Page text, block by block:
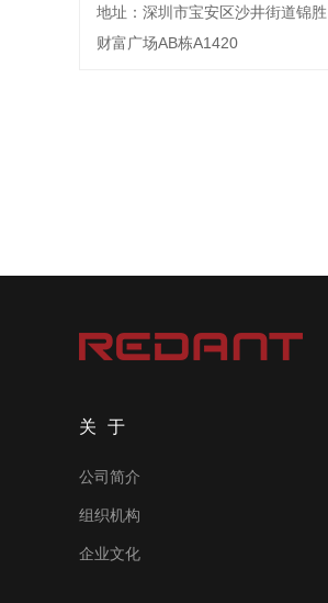
地址：深圳市宝安区沙井街道锦胜
财富广场AB栋A1420
关于
公司简介
组织机构
企业文化